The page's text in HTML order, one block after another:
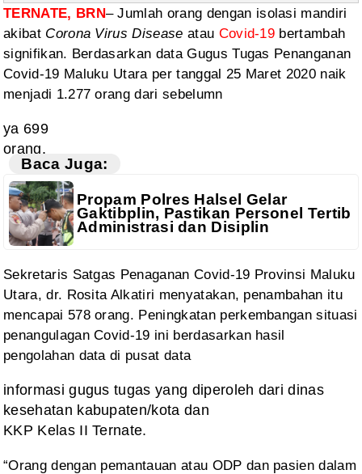
TERNATE, BRN– Jumlah orang dengan isolasi mandiri
akibat Corona Virus Disease atau Covid-19 bertambah
signifikan. Berdasarkan data Gugus Tugas Penanganan
Covid-19 Maluku Utara per tanggal 25 Maret 2020 naik
menjadi 1.277 orang dari sebelumn
ya 699
orang.
Baca Juga:
Propam Polres Halsel Gelar
Gaktibplin, Pastikan Personel Tertib
Administrasi dan Disiplin
Sekretaris Satgas Penaganan Covid-19 Provinsi Maluku
Utara, dr. Rosita Alkatiri menyatakan, penambahan itu
mencapai 578 orang. Peningkatan perkembangan situasi
penangulagan Covid-19 ini berdasarkan hasil
pengolahan data di pusat data
informasi gugus tugas yang diperoleh dari dinas
kesehatan kabupaten/kota dan
KKP Kelas II Ternate.
“Orangdengan pemantauan atau ODP dan pasien dalam